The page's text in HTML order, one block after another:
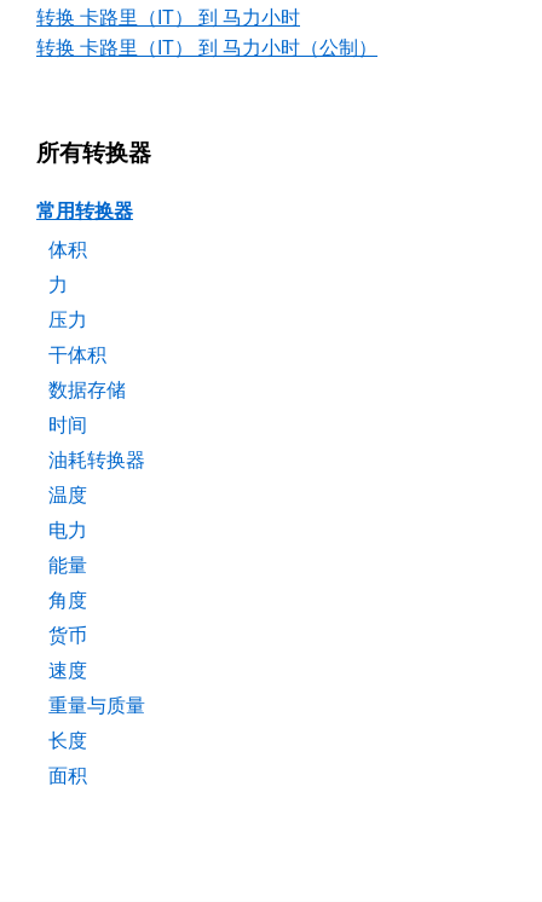
转换 卡路里（IT） 到 马力小时
转换 卡路里（IT） 到 马力小时（公制）
所有转换器
常用转换器
体积
力
压力
干体积
数据存储
时间
油耗转换器
温度
电力
能量
角度
货币
速度
重量与质量
长度
面积